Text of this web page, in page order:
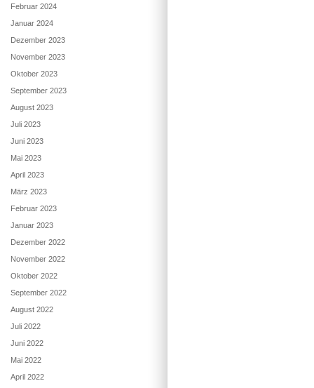
Februar 2024
Januar 2024
Dezember 2023
November 2023
Oktober 2023
September 2023
August 2023
Juli 2023
Juni 2023
Mai 2023
April 2023
März 2023
Februar 2023
Januar 2023
Dezember 2022
November 2022
Oktober 2022
September 2022
August 2022
Juli 2022
Juni 2022
Mai 2022
April 2022